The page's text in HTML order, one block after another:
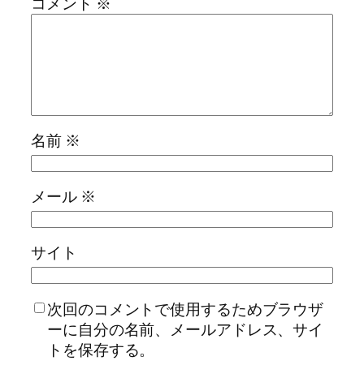
名前 ※
メール ※
サイト
次回のコメントで使用するためブラウザ
ーに自分の名前、メールアドレス、サイ
トを保存する。